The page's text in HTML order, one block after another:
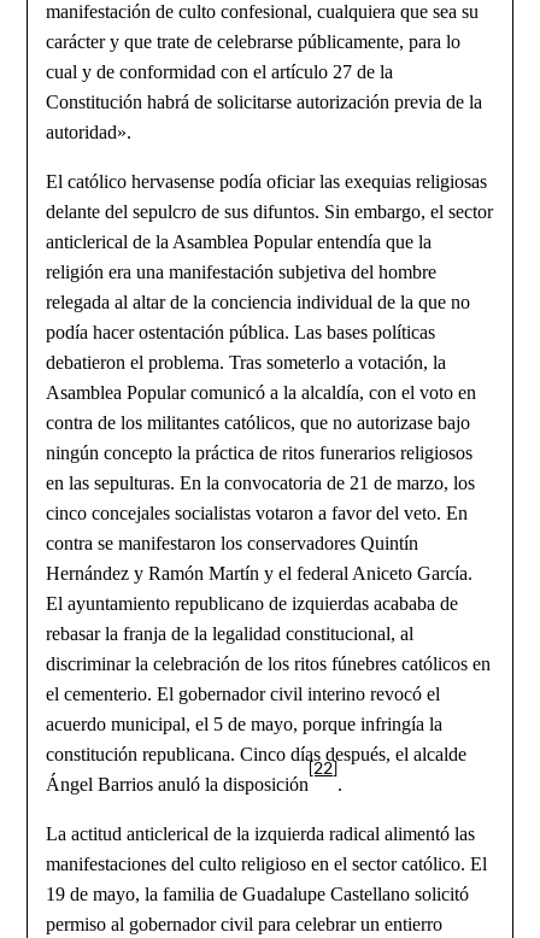
manifestación de culto confesional, cualquiera que sea su
carácter y que trate de celebrarse públicamente, para lo
cual y de conformidad con el artículo 27 de la
Constitución habrá de solicitarse autorización previa de la
autoridad».
El católico hervasense podía oficiar las exequias religiosas
delante del sepulcro de sus difuntos. Sin embargo, el sector
anticlerical de la Asamblea Popular entendía que la
religión era una manifestación subjetiva del hombre
relegada al altar de la conciencia individual de la que no
podía hacer ostentación pública. Las bases políticas
debatieron el problema. Tras someterlo a votación, la
Asamblea Popular comunicó a la alcaldía, con el voto en
contra de los militantes católicos, que no autorizase bajo
ningún concepto la práctica de ritos funerarios religiosos
en las sepulturas. En la convocatoria de 21 de marzo, los
cinco concejales socialistas votaron a favor del veto. En
contra se manifestaron los conservadores Quintín
Hernández y Ramón Martín y el federal Aniceto García.
El ayuntamiento republicano de izquierdas acababa de
rebasar la franja de la legalidad constitucional, al
discriminar la celebración de los ritos fúnebres católicos en
el cementerio. El gobernador civil interino revocó el
acuerdo municipal, el 5 de mayo, porque infringía la
constitución republicana. Cinco días después, el alcalde
Ángel Barrios anuló la disposición
[22]
.
La actitud anticlerical de la izquierda radical alimentó las
manifestaciones del culto religioso en el sector católico. El
19 de mayo, la familia de Guadalupe Castellano solicitó
permiso al gobernador civil para celebrar un entierro